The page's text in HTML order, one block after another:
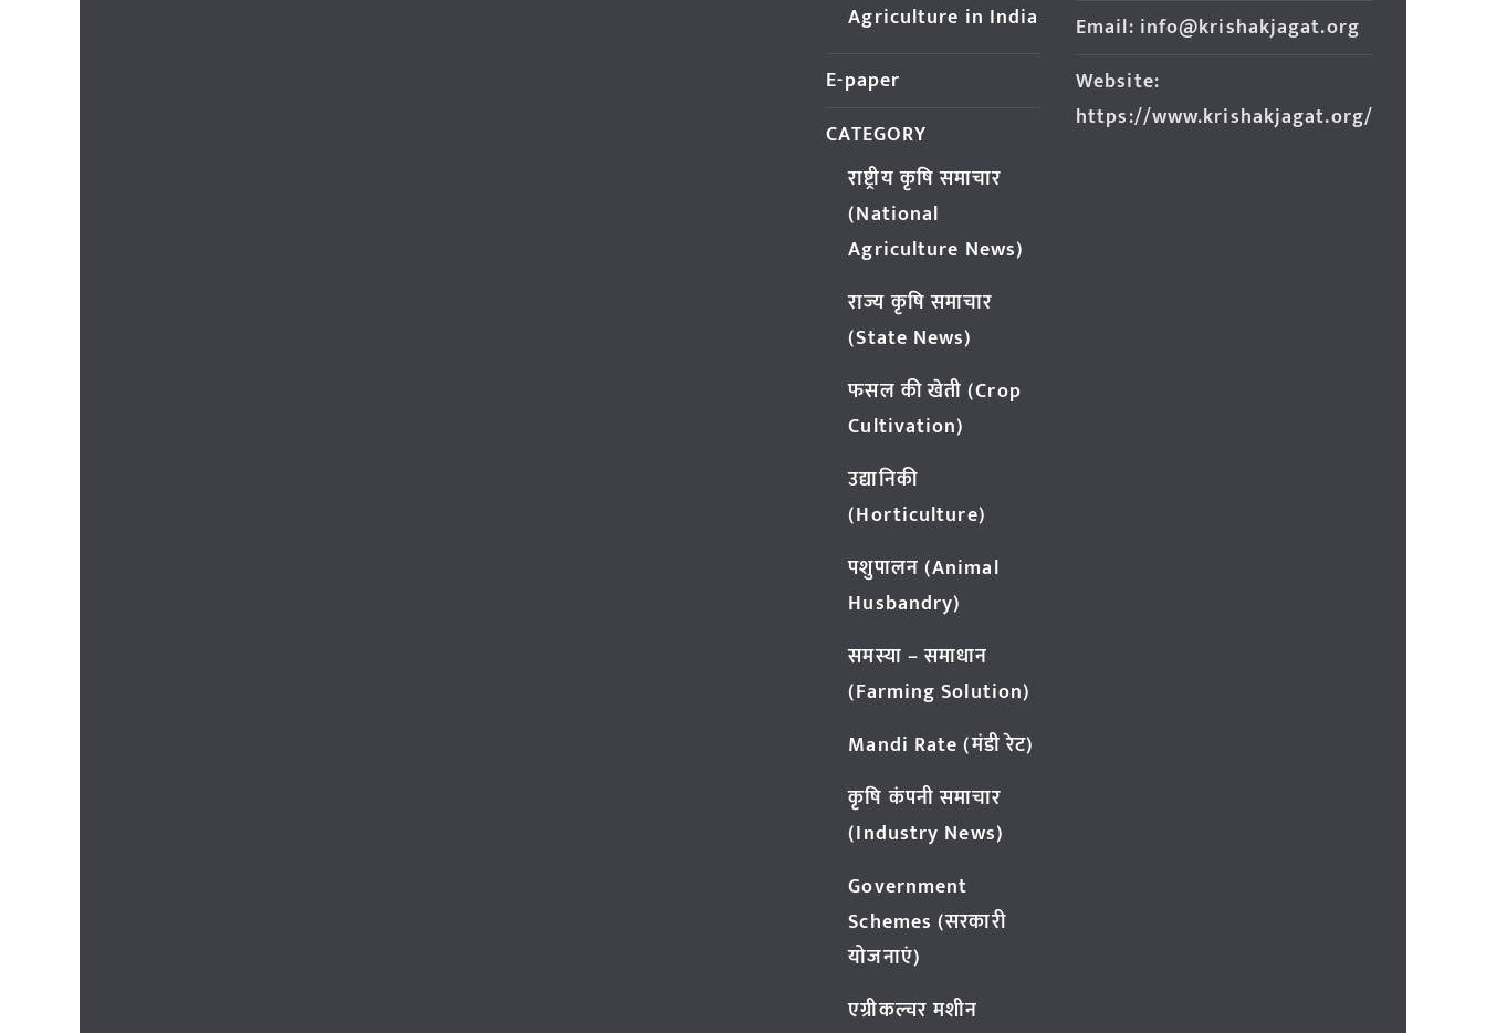
Agriculture in India
E-paper
CATEGORY
राष्ट्रीय कृषि समाचार
(National
Agriculture News)
राज्य कृषि समाचार
(State News)
फसल की खेती (Crop
Cultivation)
उद्यानिकी
(Horticulture)
पशुपालन (Animal
Husbandry)
समस्या – समाधान
(Farming Solution)
Mandi Rate (मंडी रेट)
कृषि कंपनी समाचार
(Industry News)
Government
Schemes (सरकारी
योजनाएं)
एग्रीकल्चर मशीन
Email: info@krishakjagat.org
Website:
https://www.krishakjagat.org/